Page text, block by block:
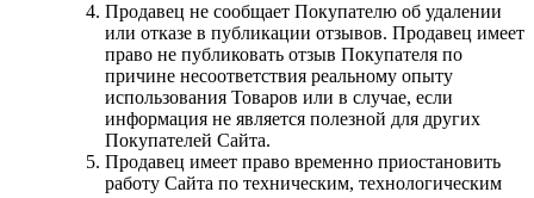
Продавец не сообщает Покупателю об удалении
или отказе в публикации отзывов. Продавец имеет
право не публиковать отзыв Покупателя по
причине несоответствия реальному опыту
использования Товаров или в случае, если
информация не является полезной для других
Покупателей Сайта.
Продавец имеет право временно приостановить
работу Сайта по техническим, технологическим